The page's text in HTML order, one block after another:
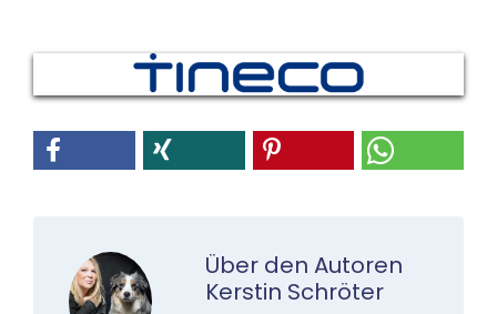
Über den Autoren
Kerstin Schröter